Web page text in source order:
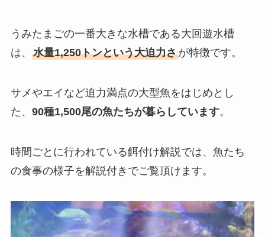
うみたまごの一番大きな水槽である大回遊水槽
は、 水量1,250トンという大迫力さが特徴です。
サメやエイなど迫力満点の大型魚をはじめとし
た、 90種1,500尾の魚たちが暮らしています。
時間ごとに行われている餌付け解説では、魚たち
の食事の様子を解説付きでご覧頂けます。